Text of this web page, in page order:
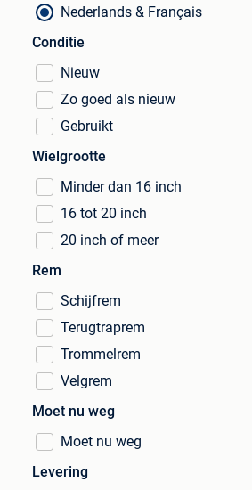
Nederlands & Français
Conditie
Nieuw
Zo goed als nieuw
Gebruikt
Wielgrootte
Minder dan 16 inch
16 tot 20 inch
20 inch of meer
Rem
Schijfrem
Terugtraprem
Trommelrem
Velgrem
Moet nu weg
Moet nu weg
Levering